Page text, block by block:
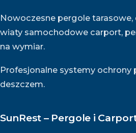
Nowoczesne pergole
wiaty samochodowe carport,
na wymiar.
Profesjonalne systemy ochrony
deszczem.
SunRest – Pergole i